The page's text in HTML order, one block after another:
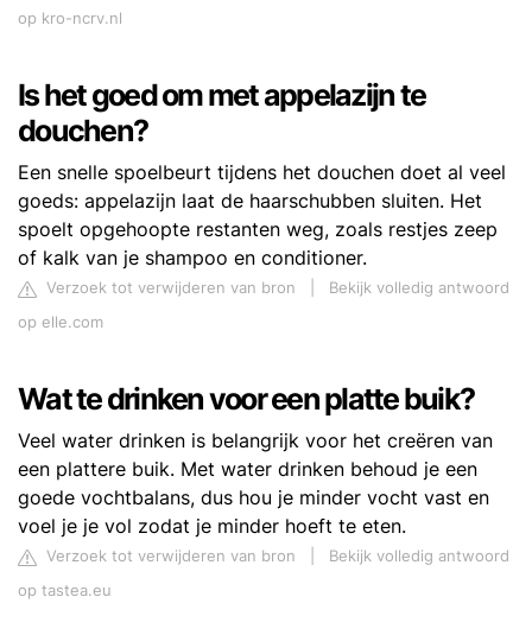
op kro-ncrv.nl
Is het goed om met appelazijn te
douchen?
Een snelle spoelbeurt tijdens het douchen doet al veel
goeds: appelazijn laat de haarschubben sluiten. Het
spoelt opgehoopte restanten weg, zoals restjes zeep
of kalk van je shampoo en conditioner.
Verzoek tot verwijderen van bron
Bekijk volledig antwoord
op elle.com
Wat te drinken voor een platte buik?
Veel water drinken is belangrijk voor het creëren van
een plattere buik. Met water drinken behoud je een
goede vochtbalans, dus hou je minder vocht vast en
voel je je vol zodat je minder hoeft te eten.
Verzoek tot verwijderen van bron
Bekijk volledig antwoord
op tastea.eu